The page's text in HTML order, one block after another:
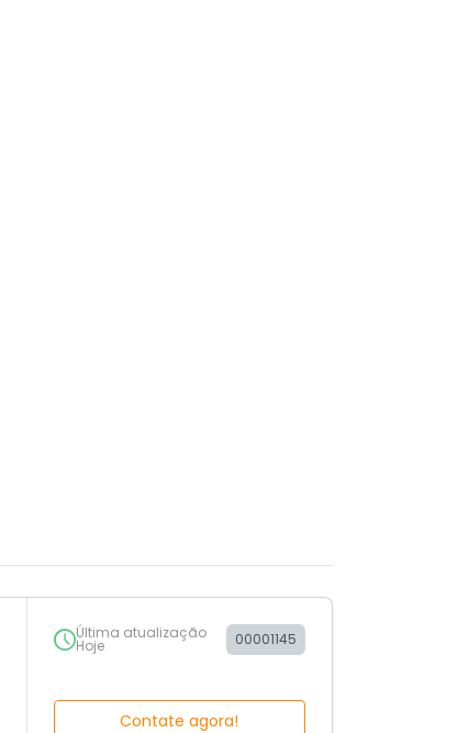
Última atualização
Hoje 00001145
Contate agora!